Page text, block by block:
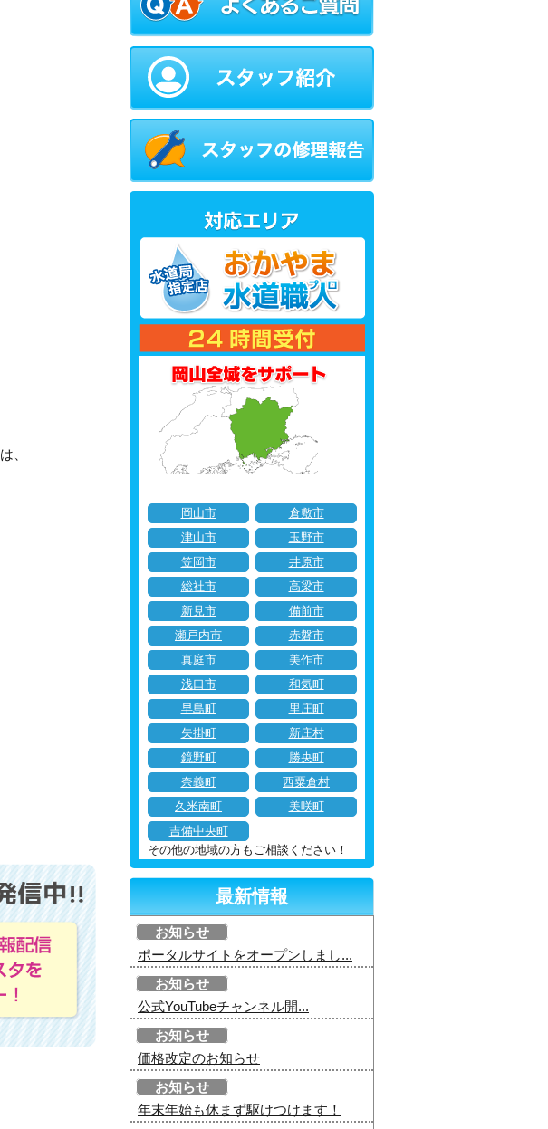
、
岡山市
倉敷市
津山市
玉野市
笠岡市
井原市
総社市
高梁市
新見市
備前市
瀬戸内市
赤磐市
真庭市
美作市
浅口市
和気町
早島町
里庄町
矢掛町
新庄村
鏡野町
勝央町
奈義町
西粟倉村
久米南町
美咲町
吉備中央町
その他の地域の方もご相談ください！
最新情報
お知らせ
ポータルサイトをオープンしまし...
お知らせ
公式YouTubeチャンネル開...
お知らせ
価格改定のお知らせ
お知らせ
年末年始も休まず駆けつけます！